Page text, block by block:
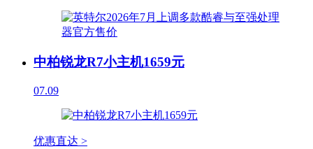
中柏锐龙R7小主机1659元
07.09
优惠直达 >